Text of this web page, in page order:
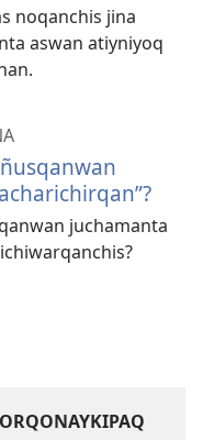
noqanchis jina
aswan atiyniyoq
juchamanta
ORQONAYKIPAQ